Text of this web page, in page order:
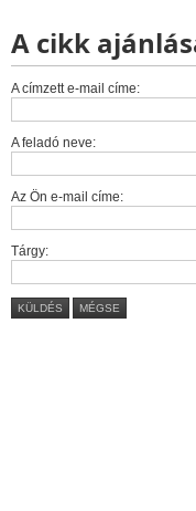
A cikk
A címzett e-mail címe:
A feladó neve:
Az Ön e-mail címe:
Tárgy:
KÜLDÉS MÉGSE